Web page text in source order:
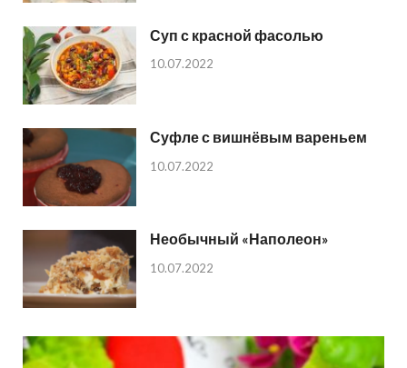
Суп с красной фасолью
10.07.2022
Суфле с вишнёвым вареньем
10.07.2022
Необычный «Наполеон»
10.07.2022